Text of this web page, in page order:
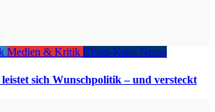
Medien & Kritik Rhein-Kreis Neuss
sich Wunschpolitik – und versteckt